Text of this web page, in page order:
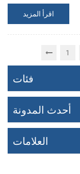
اقرأ المزيد
1
فئات
أحدث المدونة
العلامات